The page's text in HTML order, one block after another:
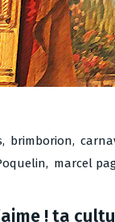
, brimborion,
, marcel
! ta